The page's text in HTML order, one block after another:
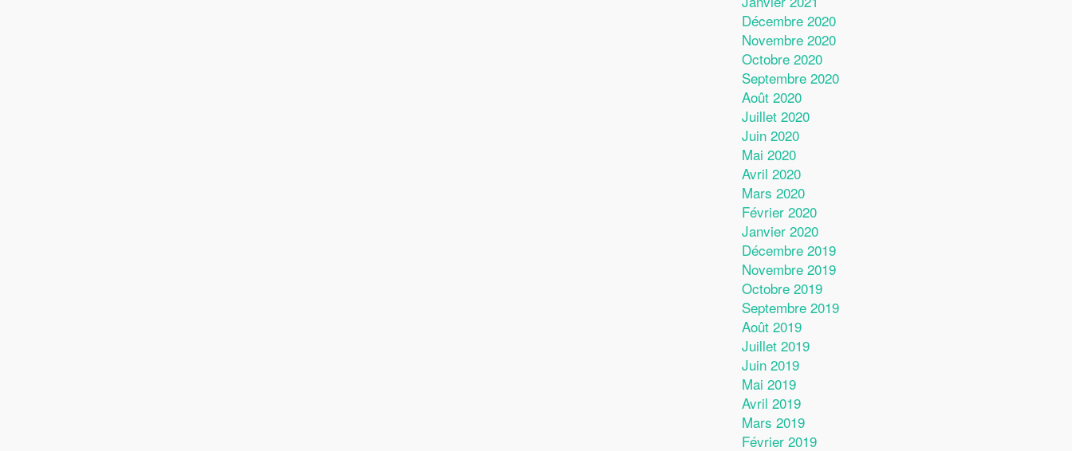
Décembre 2020
Novembre 2020
Octobre 2020
Septembre 2020
Août 2020
Juillet 2020
Juin 2020
Mai 2020
Avril 2020
Mars 2020
Février 2020
Janvier 2020
Décembre 2019
Novembre 2019
Octobre 2019
Septembre 2019
Août 2019
Juillet 2019
Juin 2019
Mai 2019
Avril 2019
Mars 2019
Février 2019